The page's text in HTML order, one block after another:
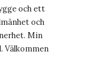
och ett
och
Min
Välkommen